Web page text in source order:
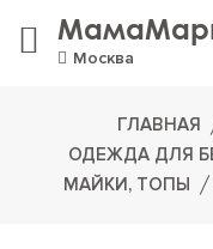
Москва
ГЛАВНАЯ
ОДЕЖДА ДЛЯ
МАЙКИ, ТОПЫ